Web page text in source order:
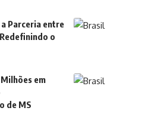
Parceria entre
o
em
de MS